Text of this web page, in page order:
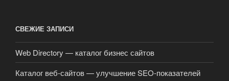
СВЕЖИЕ ЗАПИСИ
Web Directory — каталог бизнес сайтов
Каталог веб-сайтов — улучшение SEO-показателей